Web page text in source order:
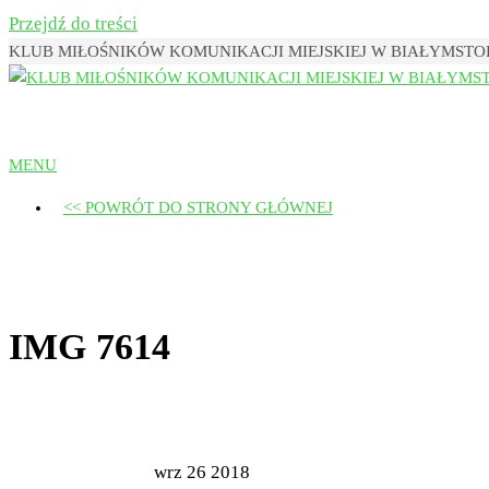
Przejdź do treści
KLUB MIŁOŚNIKÓW KOMUNIKACJI MIEJSKIEJ W
MENU
<< POWRÓT DO STRONY GŁÓWNEJ
IMG 7614
wrz 26 2018